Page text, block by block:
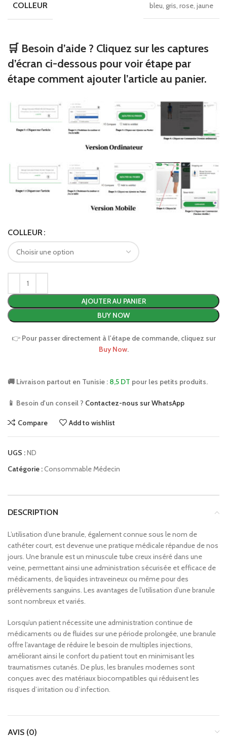
COLLEUR bleu, gris, rose, jaune
🛒 Besoin d’aide ? Cliquez sur les captures
d’écran ci-dessous pour voir étape par
étape comment ajouter l’article au panier.
COLLEUR
AJOUTER AU PANIER
BUY NOW
👉 Pour passer directement à l'étape de commande, cliquez sur
Buy Now.
🚚 Livraison partout en Tunisie : 8,5 DT pour les petits produits.
📱 Besoin d'un conseil ? Contactez-nous sur WhatsApp
Compare Add to wishlist
UGS :ND
Catégorie :Consommable Médecin
DESCRIPTION
L’utilisation d’une branule, également connue sous le nom de
cathéter court, est devenue une pratique médicale répandue de nos
jours. Une branule est un minuscule tube creux inséré dans une
veine, permettant ainsi une administration sécurisée et efficace de
médicaments, de liquides intraveineux ou même pour des
prélèvements sanguins. Les avantages de l’utilisation d’une branule
sont nombreux et variés.
Lorsqu’un patient nécessite une administration continue de
médicaments ou de fluides sur une période prolongée, une branule
offre l’avantage de réduire le besoin de multiples injections,
améliorant ainsi le confort du patient tout en minimisant les
traumatismes cutanés. De plus, les branules modernes sont
conçues avec des matériaux biocompatibles qui réduisent les
risques d’irritation ou d’infection.
AVIS (0)